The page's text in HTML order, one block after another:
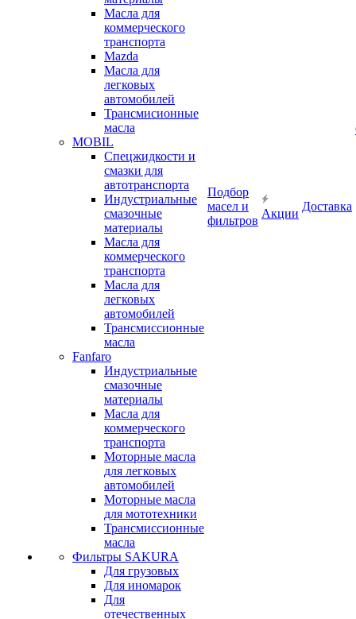
Масла для
коммерческого
транспорта
Mazda
Масла для
легковых
автомобилей
Трансмисионные
масла
MOBIL
Cпецжидкости и
смазки для
автотранспорта
Индустриальные
смазочные
материалы
Масла для
коммерческого
транспорта
Масла для
легковых
автомобилей
Трансмиссионные
масла
Fanfaro
Индустриальные
смазочные
материалы
Масла для
коммерческого
транспорта
Моторные масла
для легковых
автомобилей
Моторные масла
для мототехники
Трансмиссионные
масла
Фильтры SAKURA
Для грузовых
Для иномарок
Для
отечественных
Подбор
масел и
фильтров
Акции
Доставка